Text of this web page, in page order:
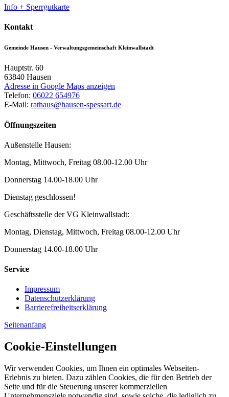
Info + Sperrgutkarte
Kontakt
Gemeinde Hausen - Verwaltungsgemeinschaft Kleinwallstadt
Hauptstr. 60
63840 Hausen
Adresse in Google Maps anzeigen
Telefon: 06022 654976
E-Mail: rathaus@hausen-spessart.de
Öffnungszeiten
Außenstelle Hausen:
Montag, Mittwoch, Freitag 08.00-12.00 Uhr
Donnerstag 14.00-18.00 Uhr
Dienstag geschlossen!
Geschäftsstelle der VG Kleinwallstadt:
Montag, Dienstag, Mittwoch, Freitag 08.00-12.00 Uhr
Donnerstag 14.00-18.00 Uhr
Service
Impressum
Datenschutzerklärung
Barrierefreiheitserklärung
Seitenanfang
Cookie-Einstellungen
Wir verwenden Cookies, um Ihnen ein optimales Webseiten-
Erlebnis zu bieten. Dazu zählen Cookies, die für den Betrieb der
Seite und für die Steuerung unserer kommerziellen